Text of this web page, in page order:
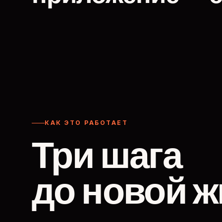
КАК ЭТО РАБОТАЕТ
Три шага
до новой